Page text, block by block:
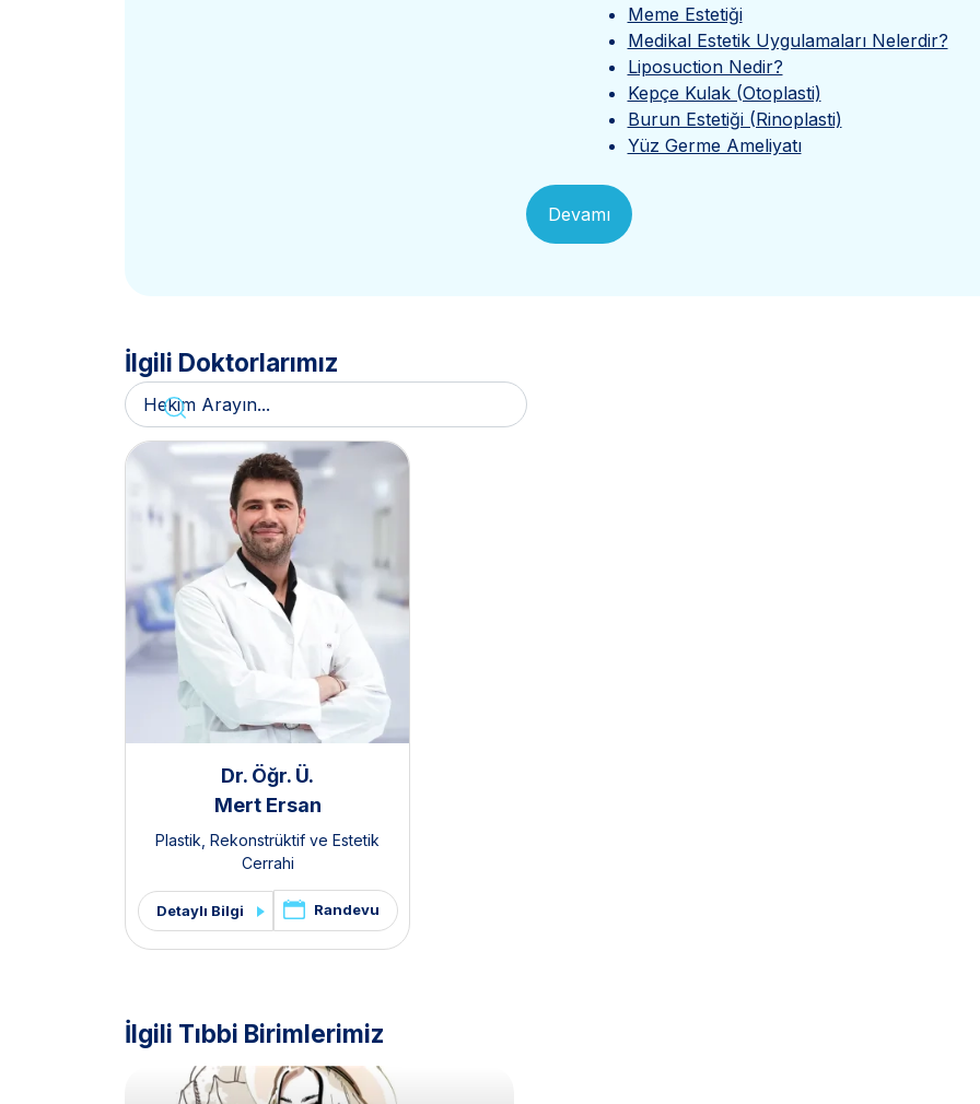
Meme Estetiği
Medikal Estetik Uygulamaları Nelerdir?
Liposuction Nedir?
Kepçe Kulak (Otoplasti)
Burun Estetiği (Rinoplasti)
Yüz Germe Ameliyatı
Devamı
İlgili Doktorlarımız
Dr. Öğr. Ü.
Mert Ersan
Plastik, Rekonstrüktif ve Estetik
Cerrahi
Detaylı Bilgi Randevu
İlgili Tıbbi Birimlerimiz